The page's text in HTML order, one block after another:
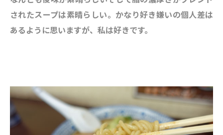
されたスープは素晴らしい。かなり好き嫌いの個人差は
あるように思いますが、私は好きです。